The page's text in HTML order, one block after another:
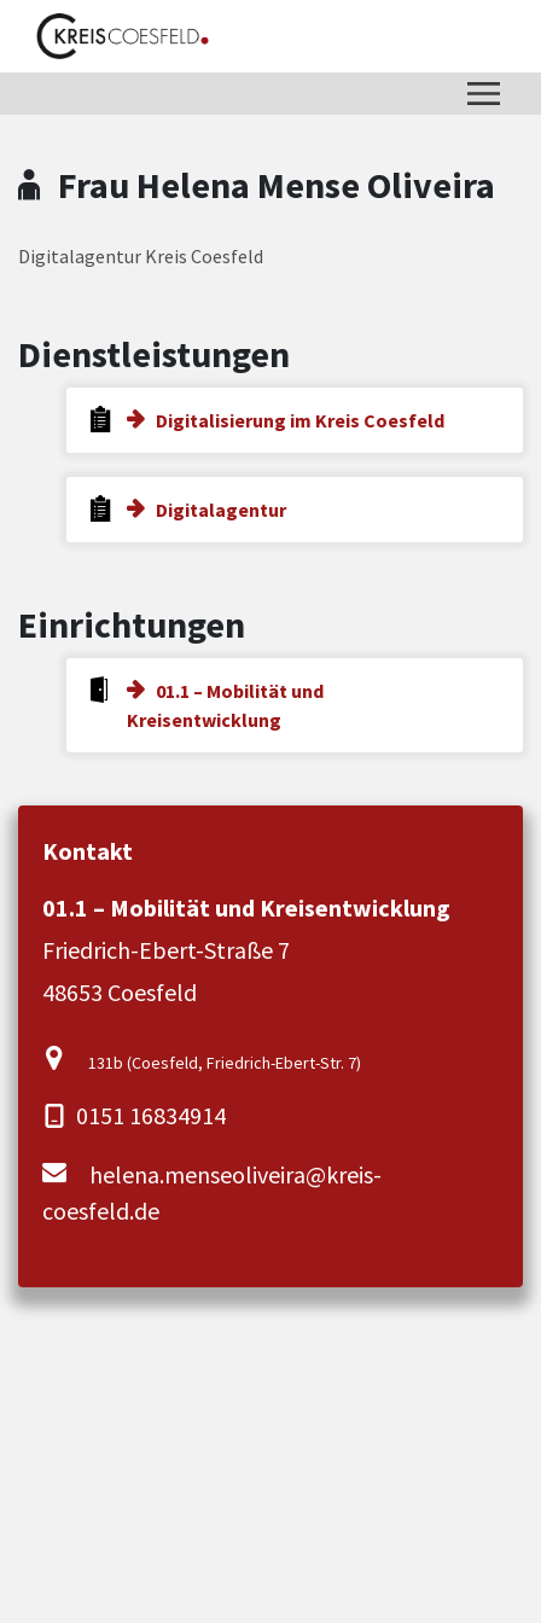
Zum Header
Zum Hauptinhalt
Zum Footer
Zum Hauptinhalt springen
Frau Helena Mense Oliveira
Digitalagentur Kreis Coesfeld
Dienstleistungen
Digitalisierung im Kreis Coesfeld
Digitalagentur
Einrichtungen
01.1 – Mobilität und
Kreisentwicklung
Kontakt
01.1 – Mobilität und Kreisentwicklung
Friedrich-Ebert-Straße 7
48653 Coesfeld
131b (Coesfeld, Friedrich-Ebert-Str. 7)
0151 16834914
helena.menseoliveira@kreis-
coesfeld.de